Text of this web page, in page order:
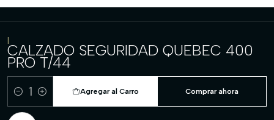
|
CALZADO SEGURIDAD QUEBEC 400
PRO T/44
Cantidad
Agregar al Carro Comprar ahora